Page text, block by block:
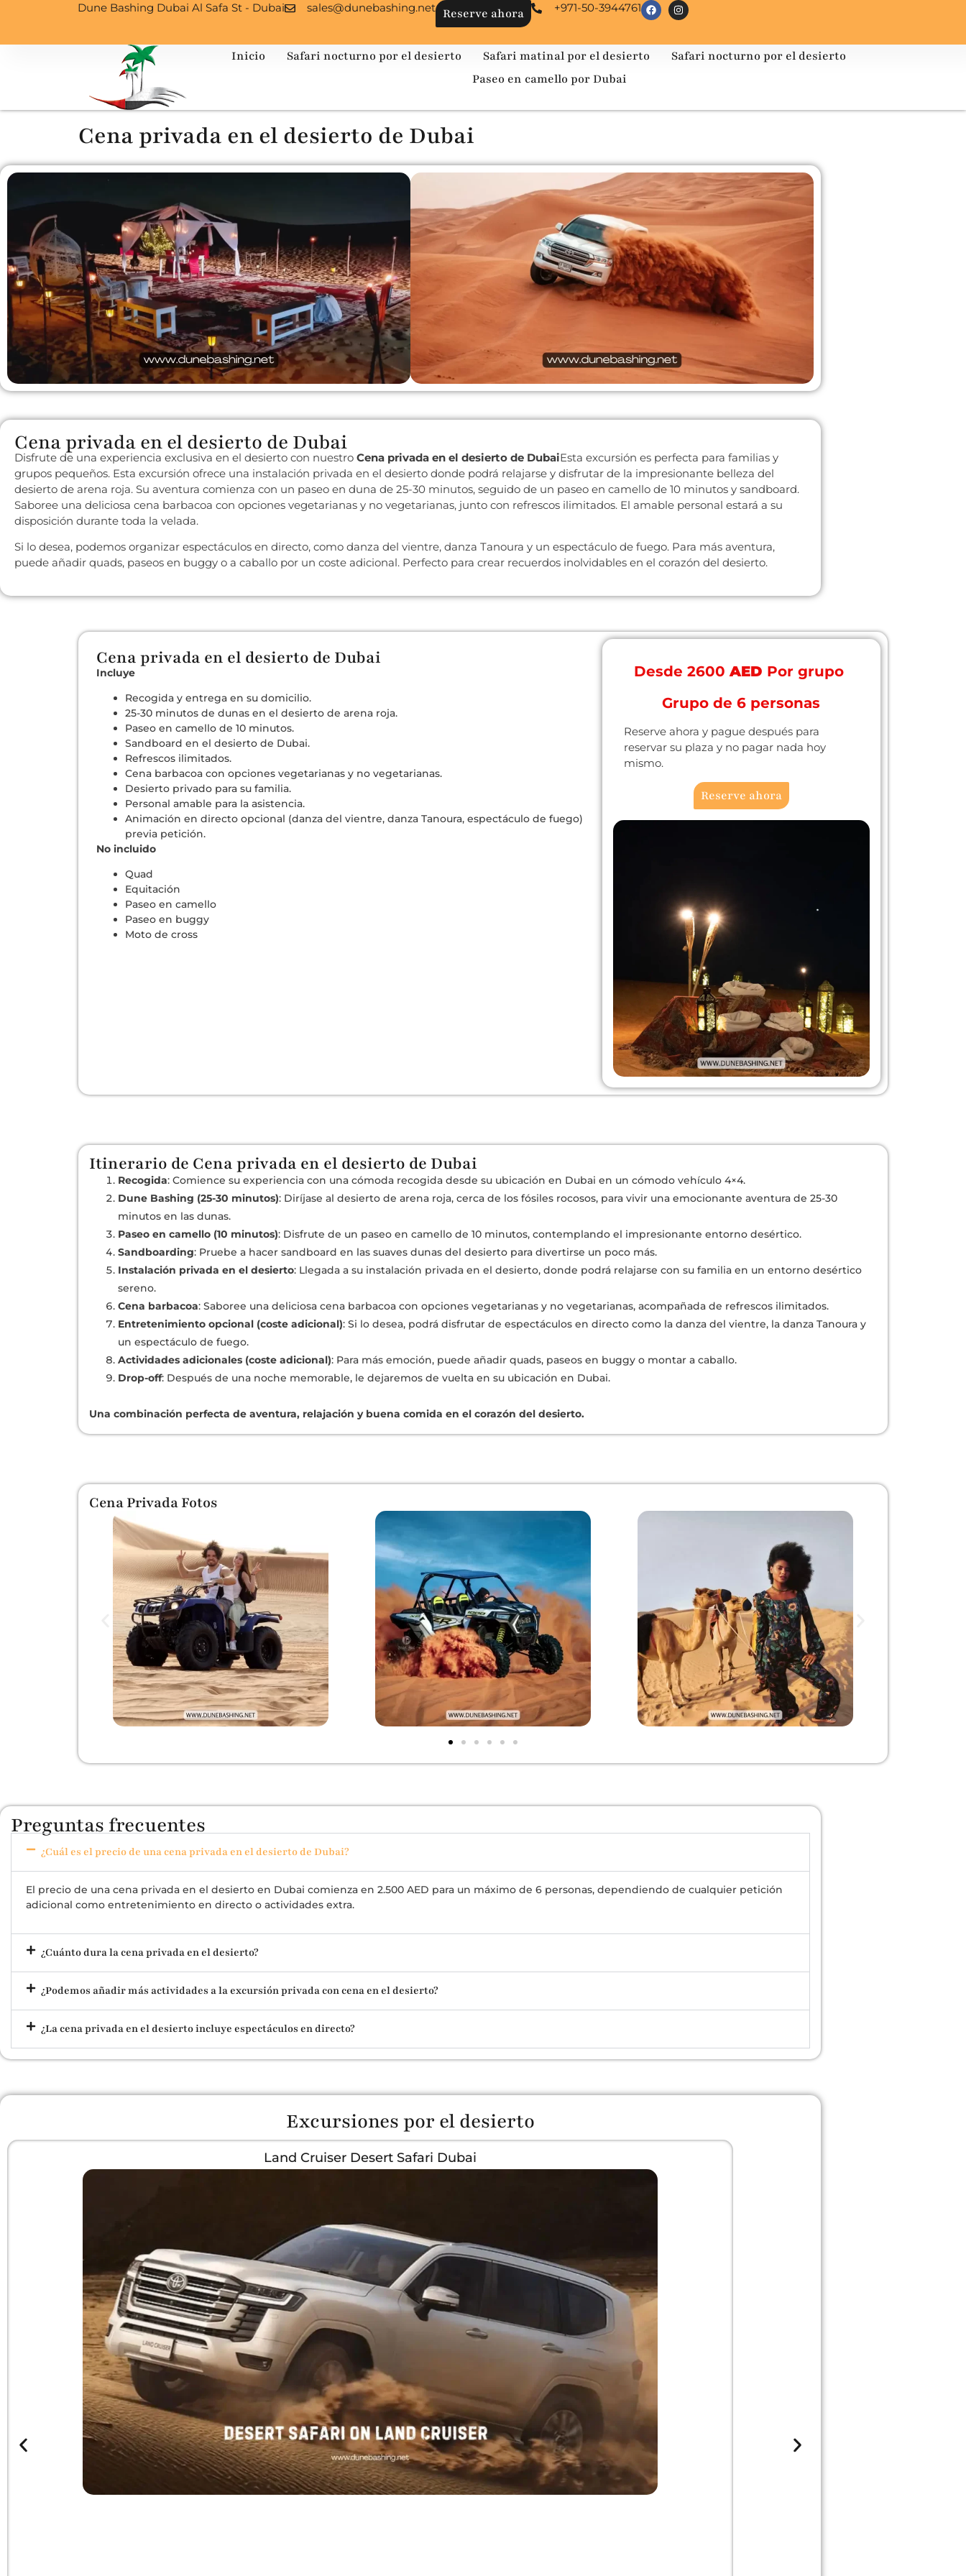
Dune Bashing Dubai Al Safa St - Dubai sales@dunebashing.net Reserve ahora +971-50-3944761
Inicio Safari nocturno por el desierto Safari matinal por el desierto
Safari nocturno por el desierto
Paseo en camello por Dubai
Cena privada en el desierto de Dubai
Cena privada en el desierto de Dubai
Disfrute de una experiencia exclusiva en el desierto con nuestro Cena privada en el desierto de DubaiEsta excursión es perfecta para familias y
grupos pequeños. Esta excursión ofrece una instalación privada en el desierto donde podrá relajarse y disfrutar de la impresionante belleza del
desierto de arena roja. Su aventura comienza con un paseo en duna de 25-30 minutos, seguido de un paseo en camello de 10 minutos y sandboard.
Saboree una deliciosa cena barbacoa con opciones vegetarianas y no vegetarianas, junto con refrescos ilimitados. El amable personal estará a su
disposición durante toda la velada.
Si lo desea, podemos organizar espectáculos en directo, como danza del vientre, danza Tanoura y un espectáculo de fuego. Para más aventura,
puede añadir quads, paseos en buggy o a caballo por un coste adicional. Perfecto para crear recuerdos inolvidables en el corazón del desierto.
Cena privada en el desierto de Dubai
Incluye
Recogida y entrega en su domicilio.
25-30 minutos de dunas en el desierto de arena roja.
Paseo en camello de 10 minutos.
Sandboard en el desierto de Dubai.
Refrescos ilimitados.
Cena barbacoa con opciones vegetarianas y no vegetarianas.
Desierto privado para su familia.
Personal amable para la asistencia.
Animación en directo opcional (danza del vientre, danza Tanoura, espectáculo de fuego)
previa petición.
No incluido
Quad
Equitación
Paseo en camello
Paseo en buggy
Moto de cross
Desde 2600 AED Por grupo
Grupo de 6 personas
Reserve ahora y pague después para
reservar su plaza y no pagar nada hoy
mismo.
Reserve ahora
Itinerario de Cena privada en el desierto de Dubai
Recogida: Comience su experiencia con una cómoda recogida desde su ubicación en Dubai en un cómodo vehículo 4×4.
Dune Bashing (25-30 minutos): Diríjase al desierto de arena roja, cerca de los fósiles rocosos, para vivir una emocionante aventura de 25-30
minutos en las dunas.
Paseo en camello (10 minutos): Disfrute de un paseo en camello de 10 minutos, contemplando el impresionante entorno desértico.
Sandboarding: Pruebe a hacer sandboard en las suaves dunas del desierto para divertirse un poco más.
Instalación privada en el desierto: Llegada a su instalación privada en el desierto, donde podrá relajarse con su familia en un entorno desértico
sereno.
Cena barbacoa: Saboree una deliciosa cena barbacoa con opciones vegetarianas y no vegetarianas, acompañada de refrescos ilimitados.
Entretenimiento opcional (coste adicional): Si lo desea, podrá disfrutar de espectáculos en directo como la danza del vientre, la danza Tanoura y
un espectáculo de fuego.
Actividades adicionales (coste adicional): Para más emoción, puede añadir quads, paseos en buggy o montar a caballo.
Drop-off: Después de una noche memorable, le dejaremos de vuelta en su ubicación en Dubai.
Una combinación perfecta de aventura, relajación y buena comida en el corazón del desierto.
Cena Privada Fotos
Preguntas frecuentes
¿Cuál es el precio de una cena privada en el desierto de Dubai?
El precio de una cena privada en el desierto en Dubai comienza en 2.500 AED para un máximo de 6 personas, dependiendo de cualquier petición
adicional como entretenimiento en directo o actividades extra.
¿Cuánto dura la cena privada en el desierto?
¿Podemos añadir más actividades a la excursión privada con cena en el desierto?
¿La cena privada en el desierto incluye espectáculos en directo?
Excursiones por el desierto
Land Cruiser Desert Safari Dubai